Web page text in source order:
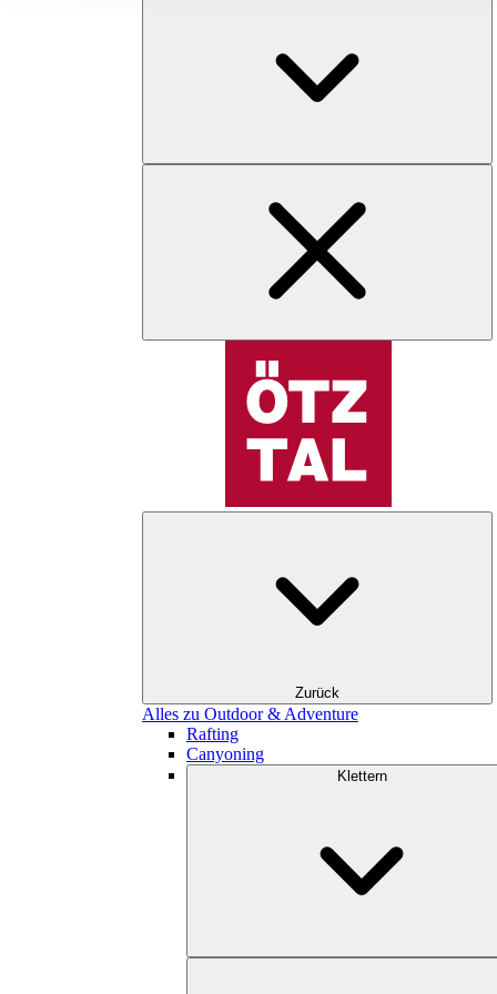
Zurück
Alles zu Outdoor & Adventure
Rafting
Canyoning
Klettern